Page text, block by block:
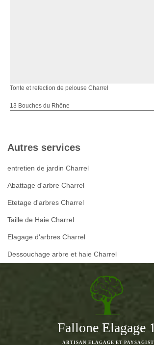
Tonte et refection de pelouse Charrel
13 Bouches du Rhône
Autres services
entretien de jardin Charrel
Abattage d'arbre Charrel
Etetage d'arbres Charrel
Taille de Haie Charrel
Elagage d'arbres Charrel
Dessouchage arbre et haie Charrel
Fallone Elagage
ARTISAN ELAGAGE ET